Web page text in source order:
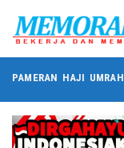
PAMERAN HAJI UMRAH